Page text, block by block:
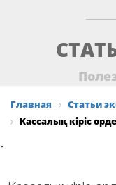
Главная Статьи
Кассалық кіріс
-